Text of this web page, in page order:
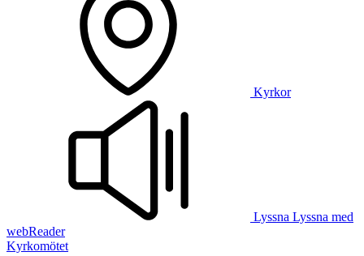
Kyrkor
Lyssna Lyssna med
webReader
Kyrkomötet